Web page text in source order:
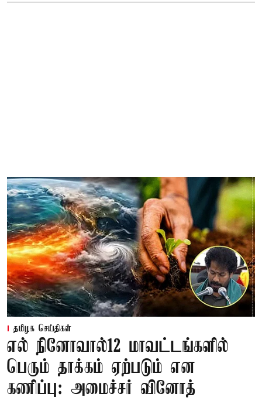
தமிழக செய்திகள்
எல் நினோவால்12 மாவட்டங்களில்
பெரும் தாக்கம் ஏற்படும் என
கணிப்பு: அமைச்சர் வினோத்